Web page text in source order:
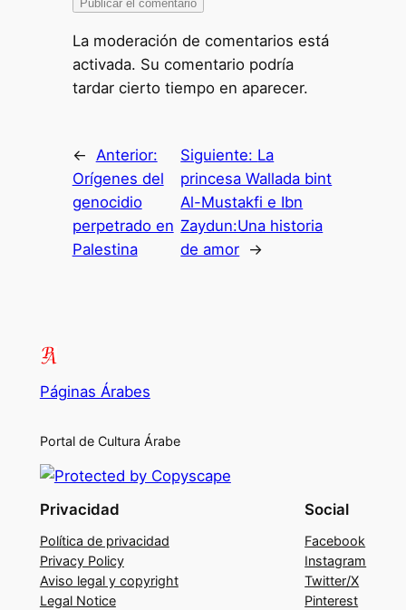
La moderación de comentarios está
activada. Su comentario podría
tardar cierto tiempo en aparecer.
←
Anterior:
Orígenes del
genocidio
perpetrado en
Palestina
Siguiente: La
princesa Wallada bint
Al-Mustakfi e Ibn
Zaydun:Una historia
de amor →
Páginas Árabes
Portal de Cultura Árabe
Privacidad
Política de privacidad
Privacy Policy
Aviso legal y copyright
Legal Notice
Social
Facebook
Instagram
Twitter/X
Pinterest